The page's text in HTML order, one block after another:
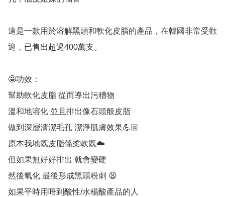
這是一款用於溶解黑頭和軟化皮脂的產品，在韓國非常受歡
迎，已售出超過400萬支。
🤩功效：
幫助軟化皮脂 從而導出污糟物
溫和地溶化 並且排出像石頭般皮脂
做到深層清潔毛孔 潔淨肌膚效果💪🏻
原本我地既皮脂係柔軟既☁️
但如果無好好排出 就會變硬
然後氧化 最後形成黑頭粉刺 😫
如果平時用唔到酸性/水楊酸產品的人